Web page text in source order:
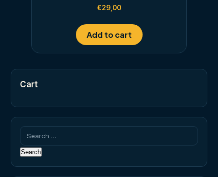
Rated
4.00
€29,00
Add to cart
Cart
Search
for: